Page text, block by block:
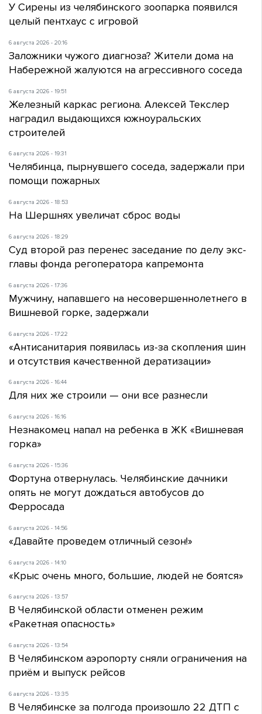
У Сирены из челябинского зоопарка появился
целый пентхаус с игровой
6 августа 2026 - 20:16
Заложники чужого диагноза? Жители дома на
Набережной жалуются на агрессивного соседа
6 августа 2026 - 19:51
Железный каркас региона. Алексей Текслер
наградил выдающихся южноуральских
строителей
6 августа 2026 - 19:31
Челябинца, пырнувшего соседа, задержали при
помощи пожарных
6 августа 2026 - 18:53
На Шершнях увеличат сброс воды
6 августа 2026 - 18:29
Суд второй раз перенес заседание по делу экс-
главы фонда регоператора капремонта
6 августа 2026 - 17:36
Мужчину, напавшего на несовершеннолетнего в
Вишневой горке, задержали
6 августа 2026 - 17:22
«Антисанитария появилась из-за скопления шин
и отсутствия качественной дератизации»
6 августа 2026 - 16:44
Для них же строили — они все разнесли
6 августа 2026 - 16:16
Незнакомец напал на ребенка в ЖК «Вишневая
горка»
6 августа 2026 - 15:36
Фортуна отвернулась. Челябинские дачники
опять не могут дождаться автобусов до
Ферросада
6 августа 2026 - 14:56
«Давайте проведем отличный сезон!»
6 августа 2026 - 14:10
«Крыс очень много, большие, людей не боятся»
6 августа 2026 - 13:57
В Челябинской области отменен режим
«Ракетная опасность»
6 августа 2026 - 13:54
В Челябинском аэропорту сняли ограничения на
приём и выпуск рейсов
6 августа 2026 - 13:35
В Челябинске за полгода произошло 22 ДТП с